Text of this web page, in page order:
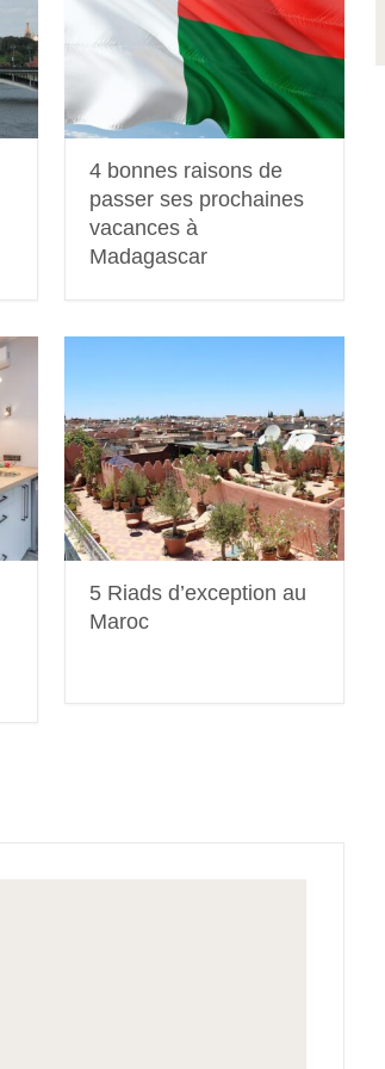
4 bonnes raisons de
passer ses prochaines
vacances à
Madagascar
5 Riads d’exception au
Maroc